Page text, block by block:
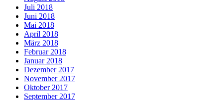
Juli 2018
Juni 2018
Mai 2018
April 2018
März 2018
Februar 2018
Januar 2018
Dezember 2017
November 2017
Oktober 2017
September 2017